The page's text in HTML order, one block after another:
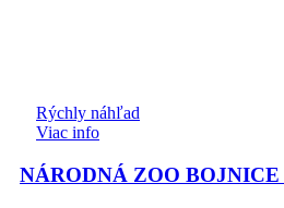
Rýchly náhľad
Viac info
NÁRODNÁ ZOO BOJNICE